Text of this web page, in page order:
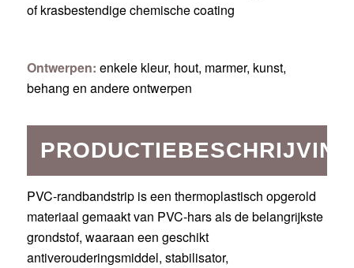
of krasbestendige chemische coating
Ontwerpen: enkele kleur, hout, marmer, kunst,
behang en andere ontwerpen
PRODUCTIEBESCHRIJVING
PVC-randbandstrip is een thermoplastisch opgerold
materiaal gemaakt van PVC-hars als de belangrijkste
grondstof, waaraan een geschikt
antiverouderingsmiddel, stabilisator,